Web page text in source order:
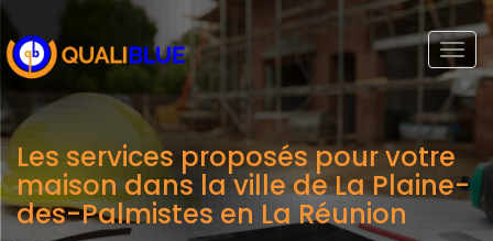
Les services proposés pour votre
maison dans la ville de La Plaine-
des-Palmistes en La Réunion